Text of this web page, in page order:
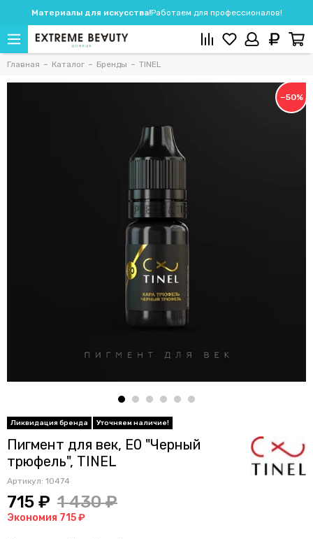
Материалы для искусства!Работаем для профессионалов!
Главная Каталог Бренды TINEL
−50%
Пигмент для век, E0 "Черный
трюфель", TINEL
Артикул: 10474
715 ₽ 1 430 ₽
Экономия 715 ₽